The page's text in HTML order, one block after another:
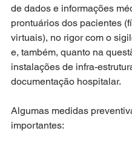
de dados e informações
prontuários dos pacientes
virtuais), no rigor com o
e, também, quanto na
instalações de infra-
documentação hospitalar.
Algumas medidas
importantes: